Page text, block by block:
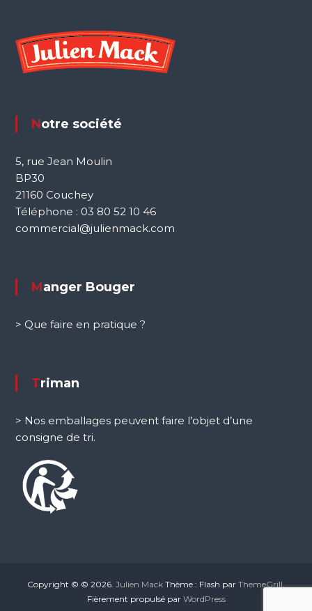
Notre société
5, rue Jean Moulin
BP30
21160 Couchey
Téléphone : 03 80 52 10 46
commercial@julienmack.com
Manger Bouger
> Que faire en pratique ?
Triman
> Nos emballages peuvent faire l’objet d’une
consigne de tri.
Copyright © © 2026. Julien Mack Thème : Flash par ThemeGrill.
Fièrement propulsé par WordPress